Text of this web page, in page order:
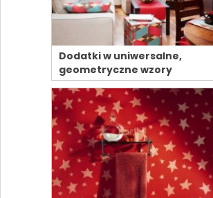
Dodatki w uniwersalne,
geometryczne wzory